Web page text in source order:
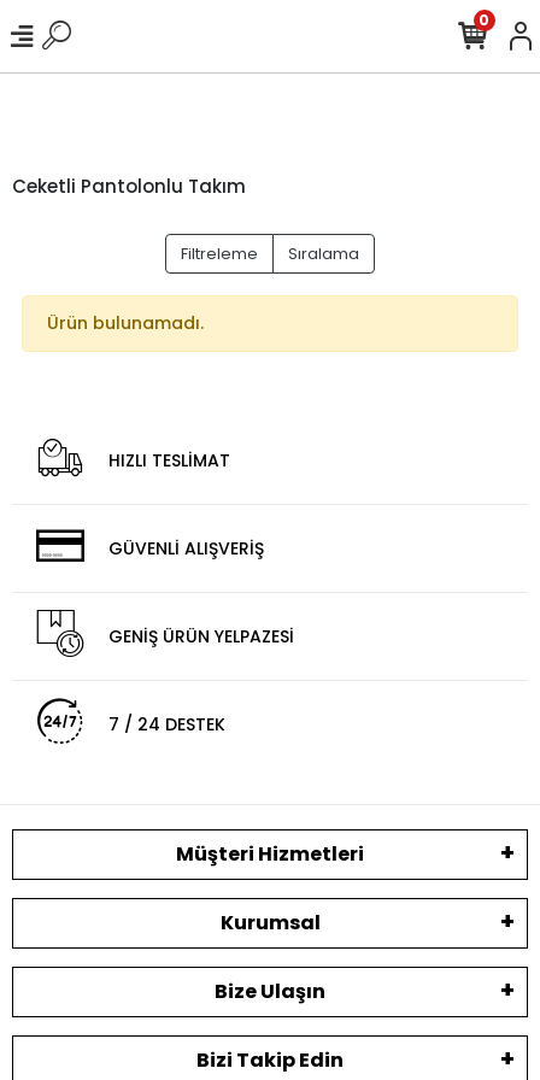
0
Ceketli Pantolonlu Takım
Filtreleme Sıralama
Ürün bulunamadı.
HIZLI TESLİMAT
GÜVENLİ ALIŞVERİŞ
GENİŞ ÜRÜN YELPAZESİ
7 / 24 DESTEK
Müşteri Hizmetleri
Kurumsal
Bize Ulaşın
Bizi Takip Edin